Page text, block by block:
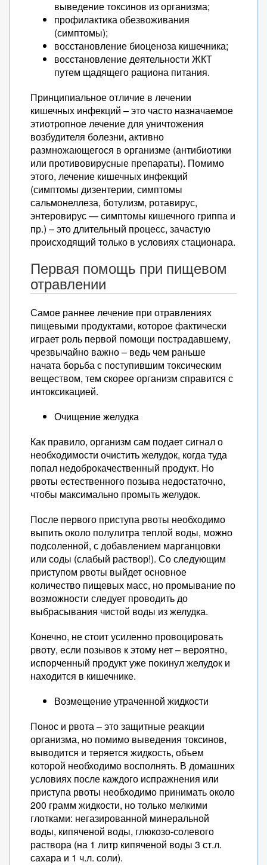
выведение токсинов из организма;
профилактика обезвоживания
(симптомы);
восстановление биоценоза кишечника;
восстановление деятельности ЖКТ
путем щадящего рациона питания.
Принципиальное отличие в лечении
кишечных инфекций – это часто назначаемое
этиотропное лечение для уничтожения
возбудителя болезни, активно
размножающегося в организме (антибиотики
или противовирусные препараты). Помимо
этого, лечение кишечных инфекций
(симптомы дизентерии, симптомы
сальмонеллеза, ботулизм, ротавирус,
энтеровирус — симптомы кишечного гриппа и
пр.) – это длительный процесс, зачастую
происходящий только в условиях стационара.
Первая помощь при пищевом
отравлении
Самое раннее лечение при отравлениях
пищевыми продуктами, которое фактически
играет роль первой помощи пострадавшему,
чрезвычайно важно – ведь чем раньше
начата борьба с поступившим токсическим
веществом, тем скорее организм справится с
интоксикацией.
Очищение желудка
Как правило, организм сам подает сигнал о
необходимости очистить желудок, когда туда
попал недоброкачественный продукт. Но
рвоты естественного позыва недостаточно,
чтобы максимально промыть желудок.
После первого приступа рвоты необходимо
выпить около полулитра теплой воды, можно
подсоленной, с добавлением марганцовки
или соды (слабый раствор!). Со следующим
приступом рвоты выйдет основное
количество пищевых масс, но промывание по
возможности следует проводить до
выбрасывания чистой воды из желудка.
Конечно, не стоит усиленно провоцировать
рвоту, если позывов к этому нет – вероятно,
испорченный продукт уже покинул желудок и
находится в кишечнике.
Возмещение утраченной жидкости
Понос и рвота – это защитные реакции
организма, но помимо выведения токсинов,
выводится и теряется жидкость, объем
которой необходимо восполнять. В домашних
условиях после каждого испражнения или
приступа рвоты необходимо принимать около
200 грамм жидкости, но только мелкими
глотками: негазированной минеральной
воды, кипяченой воды, глюкозо-солевого
раствора (на 1 литр кипяченой воды 3 ст.л.
сахара и 1 ч.л. соли).